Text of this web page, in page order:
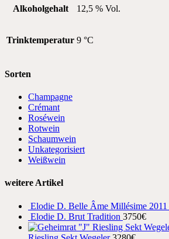
Alkoholgehalt 12,5 % Vol.
Trinktemperatur 9 °C
Sorten
Champagne
Crémant
Roséwein
Rotwein
Schaumwein
Unkategorisiert
Weißwein
weitere Artikel
Elodie D. Belle Âme Millésime 2011
Elodie D. Brut Tradition 3750€